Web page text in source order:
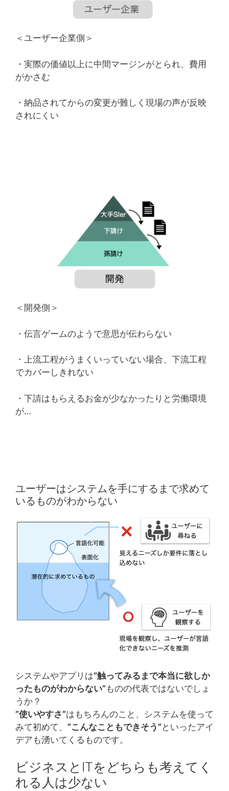
＜ユーザー企業側＞
・実際の価値以上に中間マージンがとられ、費用
がかさむ
・納品されてからの変更が難しく現場の声が反映
されにくい
＜開発側＞
・伝言ゲームのようで意思が伝わらない
・上流工程がうまくいっていない場合、下流工程
でカバーしきれない
・下請はもらえるお金が少なかったりと労働環境
が…
ユーザーはシステムを手にするまで求めて
いるものがわからない
システムやアプリは”触ってみるまで本当に欲しか
ったものがわからない”ものの代表ではないでしょ
うか？
”使いやすさ”はもちろんのこと、システムを使って
みて初めて、 ”こんなこともできそう”といったアイ
デアも湧いてくるものです。
ビジネスとITをどちらも考えてく
れる人は少ない